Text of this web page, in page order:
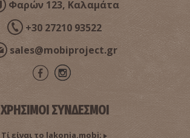
Φαρών 123, Καλαμάτα
+30 27210 93522
sales@mobiproject.gr
ΧΡΗΣΙΜΟΙ ΣΥΝΔΕΣΜΟΙ
Τί είναι το lakonia.mobi;